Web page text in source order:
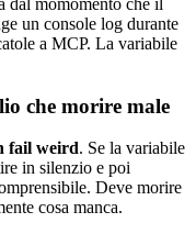
dal momomento che il
un console log durante
a MCP. La variabile
che morire male
fail weird. Se la variabile
in silenzio e poi
Deve morire
cosa manca.